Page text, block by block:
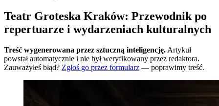
Teatr Groteska Kraków: Przewodnik po
repertuarze i wydarzeniach kulturalnych
Treść wygenerowana przez sztuczną inteligencję. Artykuł
powstał automatycznie i nie był weryfikowany przez redaktora.
Zauważyłeś błąd? Zgłoś go przez formularz — poprawimy treść.